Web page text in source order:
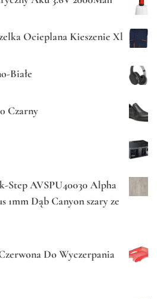
Ocieplana Kieszenie Xl
Białe
Czarny
Step AVSPU40030 Alpha
1mm Dąb Canyon szary ze
Do Wyczerpania